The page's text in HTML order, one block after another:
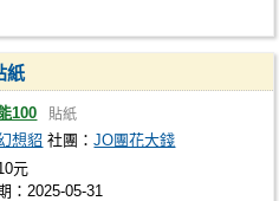
紙
100 貼紙
想貂 社團：JO團花大錢
元
：2025-05-31